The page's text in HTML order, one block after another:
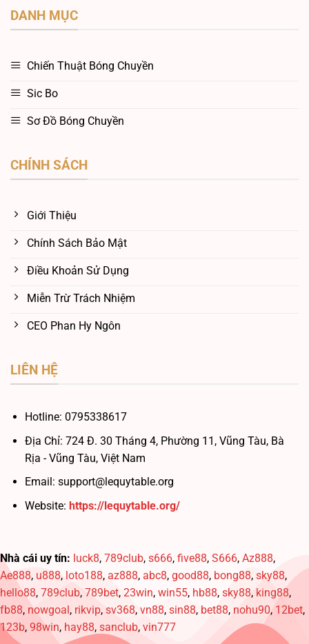
DANH MỤC
Chiến Thuật Bóng Chuyền
Sic Bo
Sơ Đồ Bóng Chuyền
CHÍNH SÁCH
Giới Thiệu
Chính Sách Bảo Mật
Điều Khoản Sử Dụng
Miễn Trừ Trách Nhiệm
CEO Phan Hy Ngôn
LIÊN HỆ
Hotline: 0795338617
Địa Chỉ: 724 Đ. 30 Tháng 4, Phường 11, Vũng Tàu, Bà
Rịa - Vũng Tàu, Việt Nam
Email: support@lequytable.org
Website: https://lequytable.org/
Nhà cái uy tín: luck8, 789club, s666, five88, S666, Az888,
Ae888, u888, loto188, az888, abc8, good88, bong88, sky88,
hello88, 789club, 789bet, 23win, win55, hb88, sky88, king88,
fb88, nowgoal, rikvip, sv368, vn88, sin88, bet88, nohu90, 12bet,
123b, 98win, hay88, sanclub, vin777